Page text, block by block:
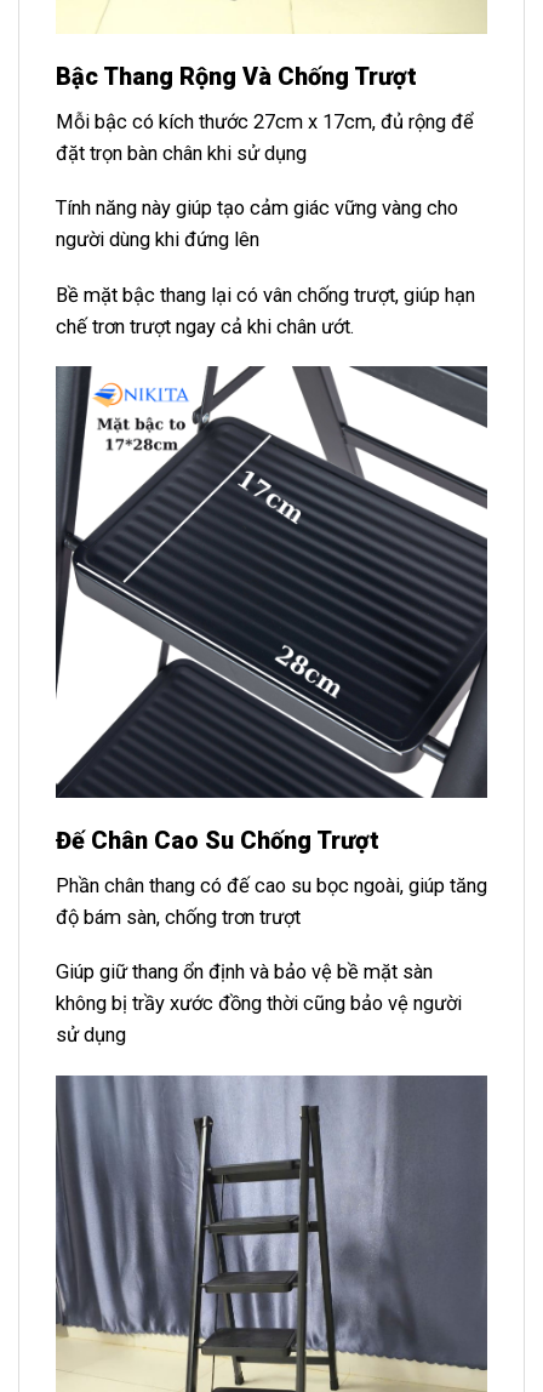
Bậc Thang Rộng Và Chống Trượt
Mỗi bậc có kích thước 27cm x 17cm, đủ rộng để
đặt trọn bàn chân khi sử dụng
Tính năng này giúp tạo cảm giác vững vàng cho
người dùng khi đứng lên
Bề mặt bậc thang lại có vân chống trượt, giúp hạn
chế trơn trượt ngay cả khi chân ướt.
Đế Chân Cao Su Chống Trượt
Phần chân thang có đế cao su bọc ngoài, giúp tăng
độ bám sàn, chống trơn trượt
Giúp giữ thang ổn định và bảo vệ bề mặt sàn
không bị trầy xước đồng thời cũng bảo vệ người
sử dụng